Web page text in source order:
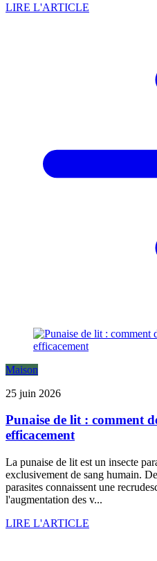
LIRE L'ARTICLE
Maison
25 juin 2026
Punaise de lit : comment
efficacement
La punaise de lit est un insecte
exclusivement de sang humain.
parasites connaissent une
l'augmentation des v...
LIRE L'ARTICLE